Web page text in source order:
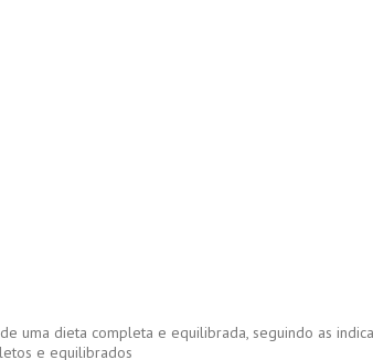
uma dieta completa e equilibrada, seguindo as
e equilibrados